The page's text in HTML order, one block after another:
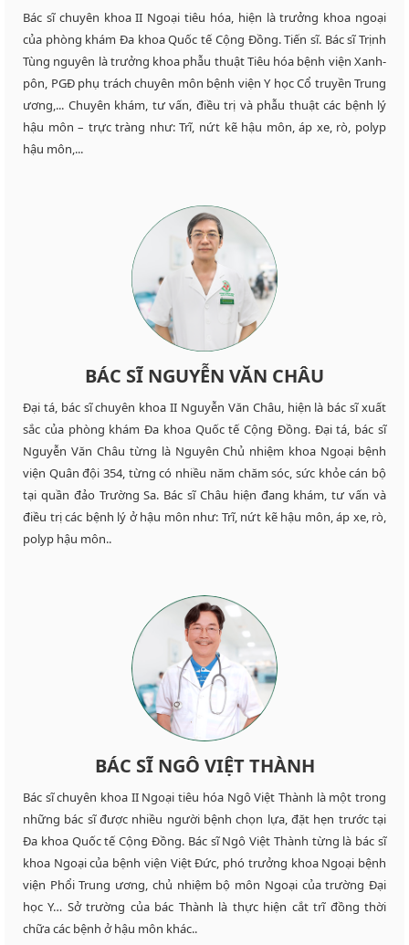
Bác sĩ chuyên khoa II Ngoại tiêu hóa, hiện là trưởng khoa ngoại
của phòng khám Đa khoa Quốc tế Cộng Đồng. Tiến sĩ. Bác sĩ Trịnh
Tùng nguyên là trưởng khoa phẫu thuật Tiêu hóa bệnh viện Xanh-
pôn, PGĐ phụ trách chuyên môn bệnh viện Y học Cổ truyền Trung
ương,... Chuyên khám, tư vấn, điều trị và phẫu thuật các bệnh lý
hậu môn – trực tràng như: Trĩ, nứt kẽ hậu môn, áp xe, rò, polyp
hậu môn,...
BÁC SĨ NGUYỄN VĂN CHÂU
Đại tá, bác sĩ chuyên khoa II Nguyễn Văn Châu, hiện là bác sĩ xuất
sắc của phòng khám Đa khoa Quốc tế Cộng Đồng. Đại tá, bác sĩ
Nguyễn Văn Châu từng là Nguyên Chủ nhiệm khoa Ngoại bệnh
viện Quân đội 354, từng có nhiều năm chăm sóc, sức khỏe cán bộ
tại quần đảo Trường Sa. Bác sĩ Châu hiện đang khám, tư vấn và
điều trị các bệnh lý ở hậu môn như: Trĩ, nứt kẽ hậu môn, áp xe, rò,
polyp hậu môn..
BÁC SĨ NGÔ VIỆT THÀNH
Bác sĩ chuyên khoa II Ngoại tiêu hóa Ngô Việt Thành là một trong
những bác sĩ được nhiều người bệnh chọn lựa, đặt hẹn trước tại
Đa khoa Quốc tế Cộng Đồng. Bác sĩ Ngô Việt Thành từng là bác sĩ
khoa Ngoại của bệnh viện Việt Đức, phó trưởng khoa Ngoại bệnh
viện Phổi Trung ương, chủ nhiệm bộ môn Ngoại của trường Đại
học Y… Sở trường của bác Thành là thực hiện cắt trĩ đồng thời
chữa các bệnh ở hậu môn khác..